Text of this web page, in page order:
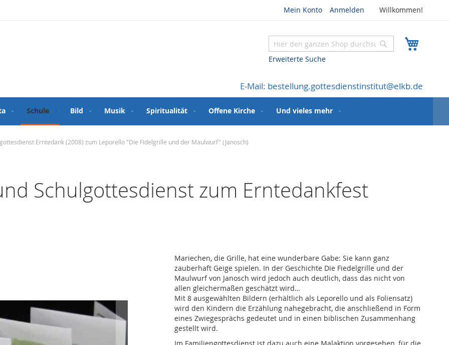
Mein Konto Anmelden Willkommen!
Suche
Erweiterte Suche
Suche
E-Mail: bestellung.gottesdienstinstitut@elkb.de
Schule Bild Musik Spiritualität Offene Kirche Und vieles mehr
Erntedank (2008) zum Leporello "Die Fidelgrille und der Maulwurf" (Janosch)
Schulgottesdienst zum Erntedankfest
Mariechen, die Grille, hat eine wunderbare Gabe: Sie kann ganz
zauberhaft Geige spielen. In der Geschichte Die Fiedelgrille und der
Maulwurf von Janosch wird jedoch auch deutlich, dass das nicht von
allen gleichermaßen geschätzt wird…
Mit 8 ausgewählten Bildern (erhältlich als Leporello und als Foliensatz)
wird den Kindern die Erzählung nahegebracht, die anschließend in Form
eines Zwiegesprächs gedeutet und in einen biblischen Zusammenhang
gestellt wird.